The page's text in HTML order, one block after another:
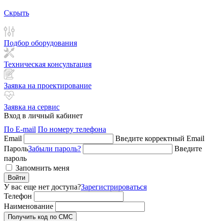
Скрыть
Подбор оборудования
Техническая консультация
Заявка на проектирование
Заявка на сервис
Вход в личный кабинет
По E-mail По номеру телефона
Email
Введите корректный Email
ПарольЗабыли пароль?
Введите
пароль
Запомнить меня
Войти
У вас еще нет доступа?Зарегистрироваться
Телефон
Наименование
Получить код по СМС